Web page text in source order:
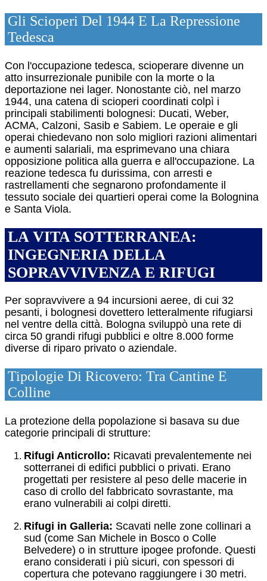
Gli Scioperi Del 1944 E La Repressione
Tedesca
Con l'occupazione tedesca, scioperare divenne un
atto insurrezionale punibile con la morte o la
deportazione nei lager. Nonostante ciò, nel marzo
1944, una catena di scioperi coordinati colpì i
principali stabilimenti bolognesi: Ducati, Weber,
ACMA, Calzoni, Sasib e Sabiem. Le operaie e gli
operai chiedevano non solo migliori razioni alimentari
e aumenti salariali, ma esprimevano una chiara
opposizione politica alla guerra e all'occupazione. La
reazione tedesca fu durissima, con arresti e
rastrellamenti che segnarono profondamente il
tessuto sociale dei quartieri operai come la Bolognina
e Santa Viola.
LA VITA SOTTERRANEA:
INGEGNERIA DELLA
SOPRAVVIVENZA E RIFUGI
Per sopravvivere a 94 incursioni aeree, di cui 32
pesanti, i bolognesi dovettero letteralmente rifugiarsi
nel ventre della città. Bologna sviluppò una rete di
circa 50 grandi rifugi pubblici e oltre 8.000 forme
diverse di riparo privato o aziendale.
Tipologie Di Ricovero: Tra Cantine E
Colline
La protezione della popolazione si basava su due
categorie principali di strutture:
Rifugi Anticrollo: Ricavati prevalentemente nei
sotterranei di edifici pubblici o privati. Erano
progettati per resistere al peso delle macerie in
caso di crollo del fabbricato sovrastante, ma
erano vulnerabili ai colpi diretti.
Rifugi in Galleria: Scavati nelle zone collinari a
sud (come San Michele in Bosco o Colle
Belvedere) o in strutture ipogee profonde. Questi
erano considerati i più sicuri, con spessori di
copertura che potevano raggiungere i 30 metri.